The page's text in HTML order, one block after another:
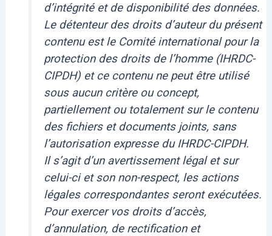
d’intégrité et de disponibilité des données.
Le détenteur des droits d’auteur du présent
contenu est le Comité international pour la
protection des droits de l’homme (IHRDC-
CIPDH) et ce contenu ne peut être utilisé
sous aucun critère ou concept,
partiellement ou totalement sur le contenu
des fichiers et documents joints, sans
l’autorisation expresse du IHRDC-CIPDH.
Il s’agit d’un avertissement légal et sur
celui-ci et son non-respect, les actions
légales correspondantes seront exécutées.
Pour exercer vos droits d’accès,
d’annulation, de rectification et